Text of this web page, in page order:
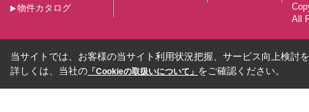
物件カタログ
All
当サイトでは、お客様の当サイト利用状況把握、サービス向上検討
詳しくは、当社の 「Cookieの取扱いについて」 をご確認ください。